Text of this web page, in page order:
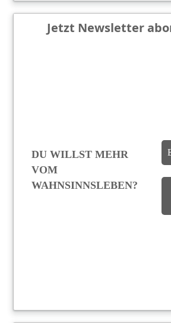
Jetzt Newsletter
DU WILLST MEHR
VOM
WAHNSINNSLEBEN?